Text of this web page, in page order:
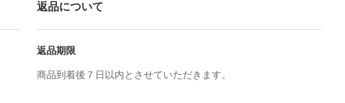
返品について
返品期限
商品到着後７日以内とさせていただきます。